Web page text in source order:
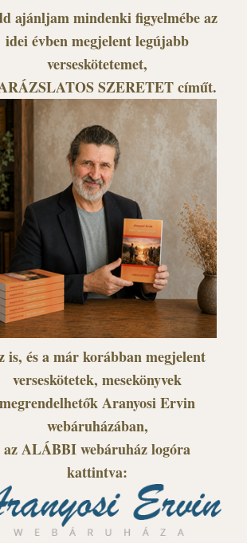
ajánljam mindenki figyelmébe az
idei évben megjelent legújabb
verseskötetemet,
SZERETET címűt.
is, és a már korábban megjelent
verseskötetek, mesekönyvek
megrendelhetők Aranyosi Ervin
webáruházában,
az ALÁBBI webáruház logóra
kattintva: